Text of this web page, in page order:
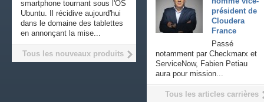
président de
Cloudera
France
Passé
notamment par Checkmarx et
ServiceNow, Fabien Petiau
aura pour mission...
Tous les articles carrières
smartphone tournant sous l'OS
Ubuntu. Il récidive aujourd'hui
dans le domaine des tablettes
en annonçant la mise...
Tous les nouveaux produits